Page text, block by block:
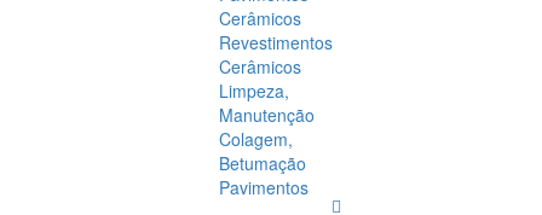
Cerâmicos
Revestimentos
Cerâmicos
Limpeza,
Manutenção
Colagem,
Betumação
Pavimentos